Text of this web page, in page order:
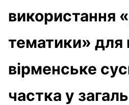
використання
тематики» для
вірменське
частка у